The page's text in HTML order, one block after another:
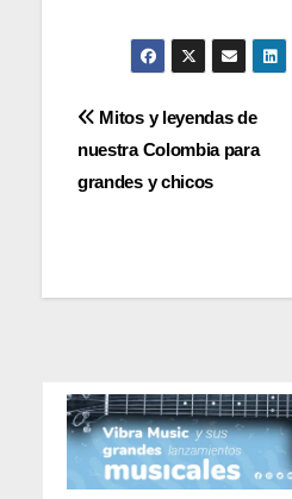
Navegación
de
Mitos y leyendas de
nuestra Colombia para
grandes y chicos